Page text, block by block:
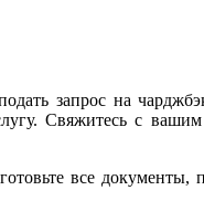
запрос на
Свяжитесь с вашим
все